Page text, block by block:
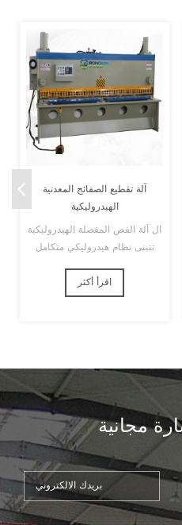
آلة تقطيع الصفائح المعدنية
الهيدروليكية
ال آلة القص المقصلة الهيدروليكية
تتبنى نظام هيدروليكي متكامل
ال آلة القص المقصلة الهيدروليكية
يمكن بسرعة ، دقة وسهولة ضبط
اقرأ أكثر
مجانية